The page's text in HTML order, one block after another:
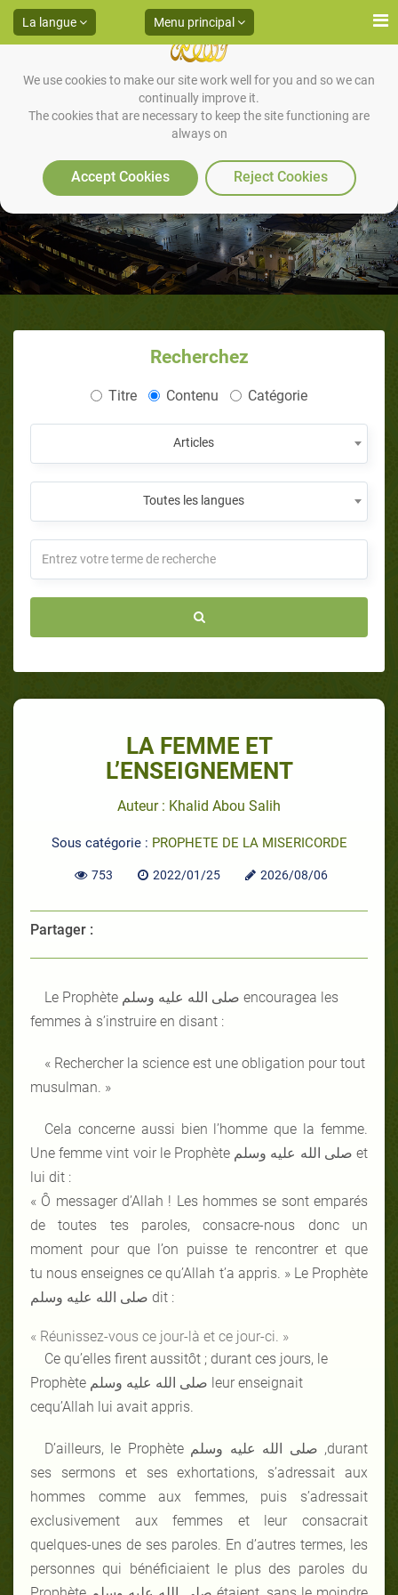
We use cookies to make our site work well for you and so we can
continually improve it.
The cookies that are necessary to keep the site functioning are
always on
Accept Cookies Reject Cookies
La langue Menu principal
LA FEMME ET L’ENSEIGNEMENT
Recherchez
Titre Contenu Catégorie
Articles
Toutes les langues
LA FEMME ET
L’ENSEIGNEMENT
Auteur : Khalid Abou Salih
Sous catégorie : PROPHETE DE LA MISERICORDE
753 2022/01/25 2026/08/06
Partager :
Le Prophète صلى الله عليه وسلم encouragea les
femmes à s’instruire en disant :
« Rechercher la science est une obligation pour tout
musulman. »
Cela concerne aussi bien l’homme que la femme.
Une femme vint voir le Prophète صلى الله عليه وسلم et
lui dit :
« Ô messager d’Allah ! Les hommes se sont emparés
de toutes tes paroles, consacre-nous donc un
moment pour que l’on puisse te rencontrer et que
tu nous enseignes ce qu’Allah t’a appris. » Le Prophète
صلى الله عليه وسلم dit :
« Réunissez-vous ce jour-là et ce jour-ci. »
Ce qu’elles firent aussitôt ; durant ces jours, le
Prophète صلى الله عليه وسلم leur enseignait
cequ’Allah lui avait appris.
D’ailleurs, le Prophète صلى الله عليه وسلم ,durant
ses sermons et ses exhortations, s’adressait aux
hommes comme aux femmes, puis s’adressait
exclusivement aux femmes et leur consacrait
quelques-unes de ses paroles. En d’autres termes, les
personnes qui bénéficiaient le plus des paroles du